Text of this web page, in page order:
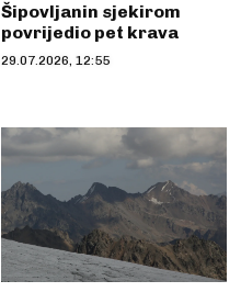
Šipovljanin sjekirom
povrijedio pet krava
29.07.2026, 12:55